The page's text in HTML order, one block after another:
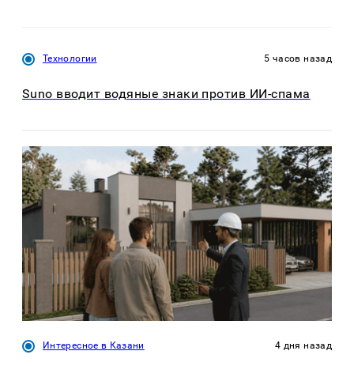
Технологии 5 часов назад
Suno вводит водяные знаки против ИИ-спама
Интересное в Казани 4 дня назад